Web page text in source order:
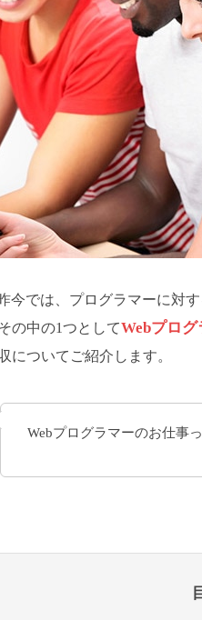
今では、プログラマーに対
の中の1つとしてWebプログ
についてご紹介します。
Webプログラマーのお仕事